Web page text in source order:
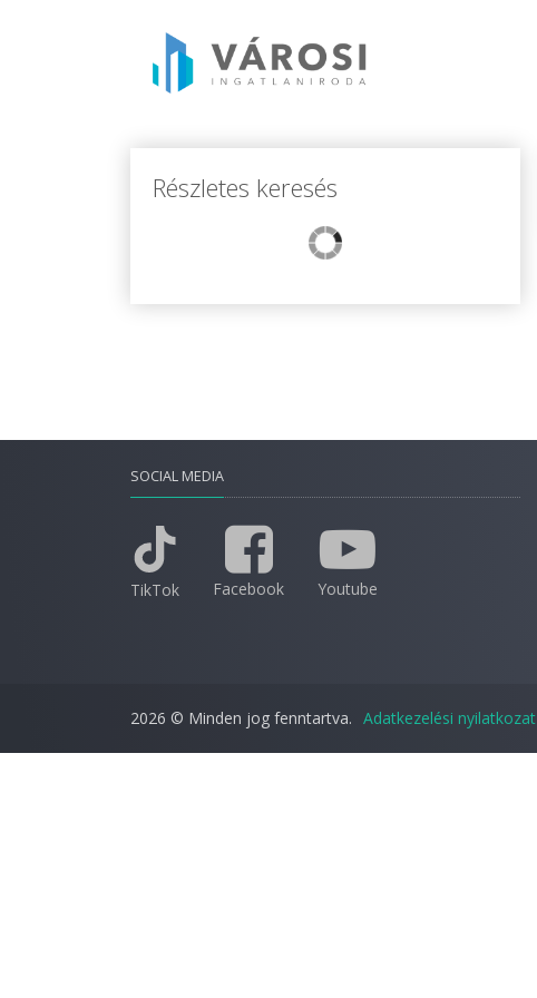
Részletes keresés
SOCIAL MEDIA
TikTok Facebook Youtube
2026 © Minden jog fenntartva. Adatkezelési nyilatkozat